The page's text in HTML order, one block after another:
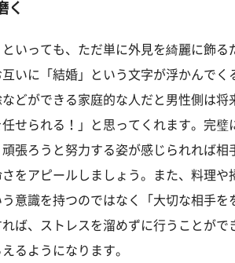
く
いっても、ただ単に外見を綺麗に飾る
互いに「結婚」という文字が浮かんで
どができる家庭的な人だと男性側は
任せられる！」と思ってくれます。完
張ろうと努力する姿が感じられれば
をアピールしましょう。また、料理
う意識を持つのではなく「大切な相手を
れば、ストレスを溜めずに行うことが
るようになります。